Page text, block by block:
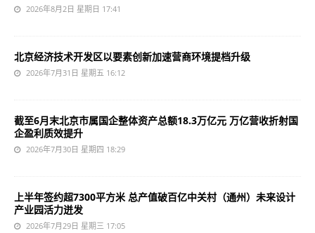
2026年8月2日 星期日 17:41
北京经济技术开发区以要素创新加速营商环境提档升级
2026年7月31日 星期五 16:12
截至6月末北京市属国企整体资产总额18.3万亿元 万亿营收折射国
企盈利质效提升
2026年7月30日 星期四 18:29
上半年签约超7300平方米 总产值破百亿中关村（通州）未来设计
产业园活力迸发
2026年7月29日 星期三 17:05